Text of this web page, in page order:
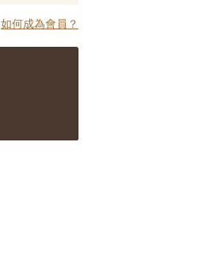
如何成為會員？